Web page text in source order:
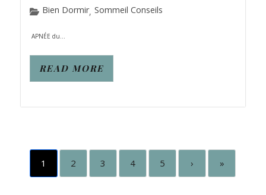
Bien Dormir, Sommeil Conseils
APNÉE du...
READ MORE
1 2 3 4 5 › »